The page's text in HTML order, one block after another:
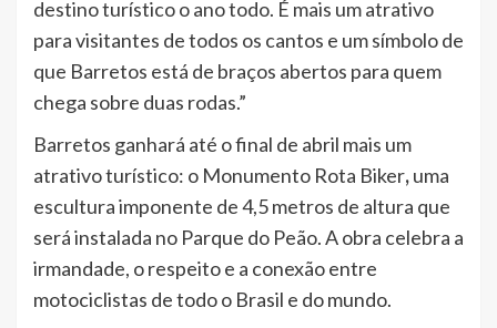
destino turístico o ano todo. É mais um atrativo
para visitantes de todos os cantos e um símbolo de
que Barretos está de braços abertos para quem
chega sobre duas rodas.”
Barretos ganhará até o final de abril mais um
atrativo turístico: o Monumento Rota Biker,uma
escultura imponente de 4,5 metros de altura que
será instalada no Parque do Peão. A obra celebra a
irmandade, o respeito e a conexão entre
motociclistas de todo o Brasil e do mundo.